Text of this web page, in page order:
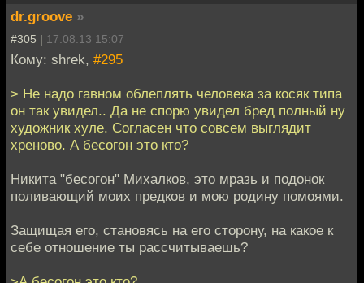
dr.groove »
#305 | 17.08.13 15:07
Кому: shrek, #295
> Не надо гавном облеплять человека за косяк типа
он так увидел.. Да не спорю увидел бред полный ну
художник хуле. Согласен что совсем выглядит
хреново. А бесогон это кто?
Никита "бесогон" Михалков, это мразь и подонок
поливающий моих предков и мою родину помоями.
Защищая его, становясь на его сторону, на какое к
себе отношение ты рассчитываешь?